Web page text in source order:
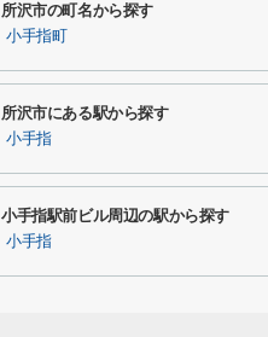
所沢市の町名から探す
小手指町
所沢市にある駅から探す
小手指
小手指駅前ビル周辺の駅から探す
小手指